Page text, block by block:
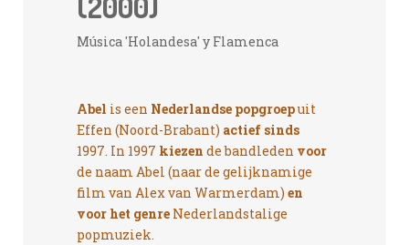
Música 'Holandesa' y Flamenca
Abel is een Nederlandse popgroepuit
Effen (Noord-Brabant) actief sinds
1997. In 1997 kiezen de bandleden voor
de naam Abel (naar de gelijknamige
film van Alex van Warmerdam) en
voor het genre Nederlandstalige
popmuziek.